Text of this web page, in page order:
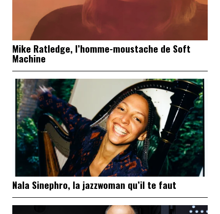
Mike Ratledge, l’homme-moustache de Soft
Machine
Nala Sinephro, la jazzwoman qu’il te faut